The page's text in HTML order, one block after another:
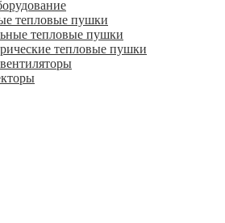
тепловые пушки
тепловые пушки
тепловые пушки